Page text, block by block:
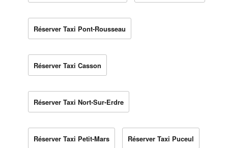
Réserver Taxi Pont-Rousseau
Réserver Taxi Casson
Réserver Taxi Nort-Sur-Erdre
Réserver Taxi Petit-Mars Réserver Taxi Puceul